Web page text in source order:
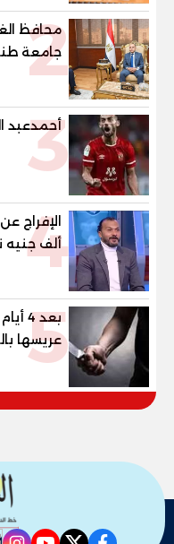
2
محافظ
جامعة
الاستفادة
3
أحمدعبد
4
ألف جنيه
5بعد
عريسها